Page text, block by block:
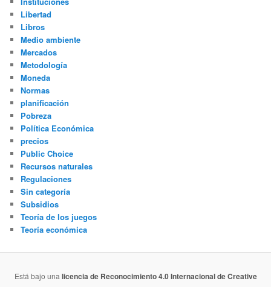
Libertad
Libros
Medio ambiente
Mercados
Metodología
Moneda
Normas
planificación
Pobreza
Política Económica
precios
Public Choice
Recursos naturales
Regulaciones
Sin categoría
Subsidios
Teoría de los juegos
Teoría económica
Está bajo una licencia de Reconocimiento 4.0 Internacional de Creative